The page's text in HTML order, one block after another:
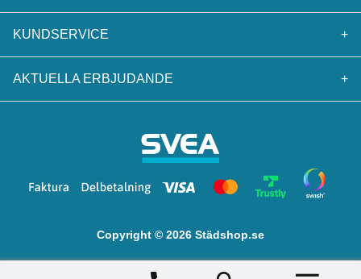
KUNDSERVICE +
AKTUELLA ERBJUDANDE +
Copyright © 2026 Städshop.se